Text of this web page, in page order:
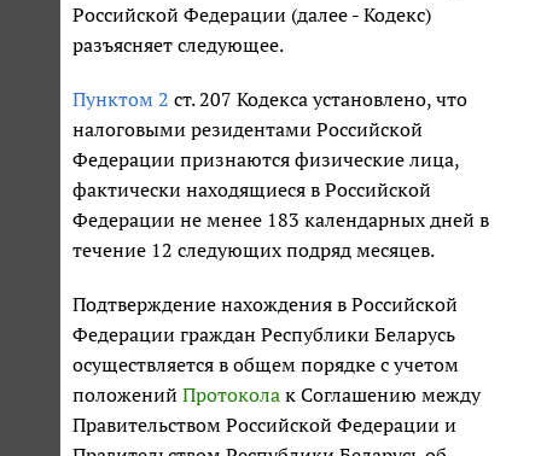
Российской Федерации (далее - Кодекс)
разъясняет следующее.
Пунктом 2 ст. 207 Кодекса установлено, что
налоговыми резидентами Российской
Федерации признаются физические лица,
фактически находящиеся в Российской
Федерации не менее 183 календарных дней в
течение 12 следующих подряд месяцев.
Подтверждение нахождения в Российской
Федерации граждан Республики Беларусь
осуществляется в общем порядке с учетом
положений Протокола к Соглашению между
Правительством Российской Федерации и